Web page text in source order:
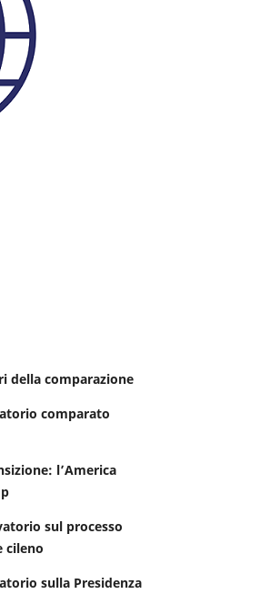
della comparazione
comparato
l’America
sul processo
cileno
sulla Presidenza